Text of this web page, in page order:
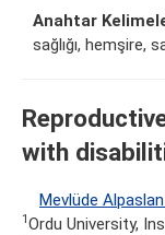
Anahtar
sağlığı, hemşire,
with
Mevlüde
1 Ordu University,